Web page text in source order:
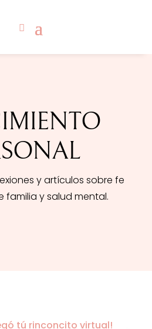
y artículos sobre fe
familia y salud mental.